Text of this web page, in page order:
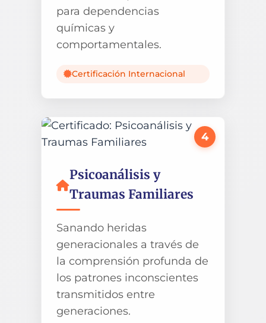
para dependencias
químicas y
comportamentales.
Certificación Internacional
4
Psicoanálisis y
Traumas Familiares
Sanando heridas
generacionales a través de
la comprensión profunda de
los patrones inconscientes
transmitidos entre
generaciones.